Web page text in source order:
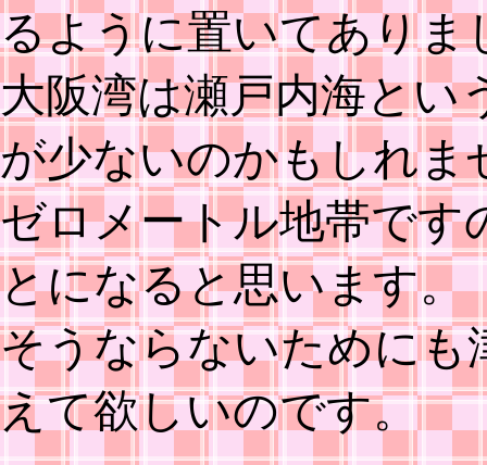
るように置いてありま
大阪湾は瀬戸内海とい
が少ないのかもしれま
ゼロメートル地帯です
とになると思います。
そうならないためにも
えて欲しいのです。